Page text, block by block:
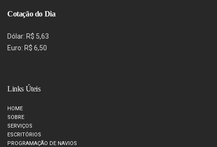
Cotação do Dia
Dólar: R$ 5,63
Euro: R$ 6,50
Links Úteis
HOME
SOBRE
SERVIÇOS
ESCRITÓRIOS
PROGRAMAÇÃO DE NAVIOS